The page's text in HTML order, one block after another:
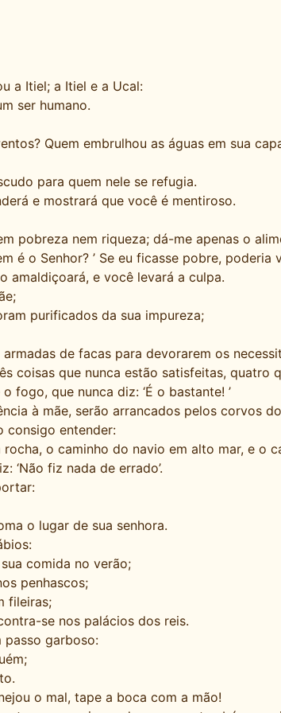
a Itiel; a Itiel e a Ucal:
ser humano.
Quem embrulhou as águas em sua
para quem nele se refugia.
e mostrará que você é mentiroso.
pobreza nem riqueza; dá-me apenas o
é o Senhor? ’ Se eu ficasse pobre,
amaldiçoará, e você levará a culpa.
purificados da sua impureza;
de facas para devorarem os
coisas que nunca estão satisfeitas, quatro
fogo, que nunca diz: ‘É o bastante! ’
à mãe, serão arrancados pelos corvos
consigo entender:
o caminho do navio em alto mar, e o
‘Não fiz nada de errado’.
o lugar de sua senhora.
comida no verão;
penhascos;
fileiras;
se nos palácios dos reis.
passo garboso:
o mal, tape a boca com a mão!